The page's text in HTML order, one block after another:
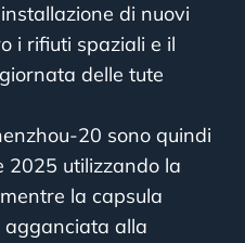
di nuovi
i rifiuti spaziali e il
delle tute
20 sono quindi
2025 utilizzando la
la capsula
alla